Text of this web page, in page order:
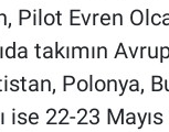
Evren
takımın
Polonya,
ise 22-23